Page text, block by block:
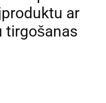
ar
tirgošanas